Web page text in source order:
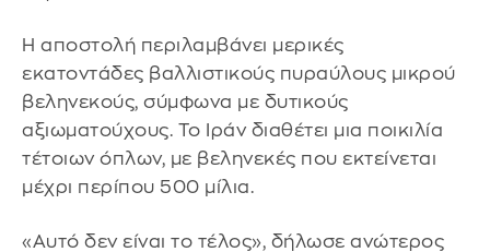
Η αποστολή περιλαμβάνει μερικές
εκατοντάδες βαλλιστικούς πυραύλους μικρού
βεληνεκούς, σύμφωνα με δυτικούς
αξιωματούχους. Το Ιράν διαθέτει μια ποικιλία
τέτοιων όπλων, με βεληνεκές που εκτείνεται
μέχρι περίπου 500 μίλια.
«Αυτό δεν είναι το τέλος», δήλωσε ανώτερος